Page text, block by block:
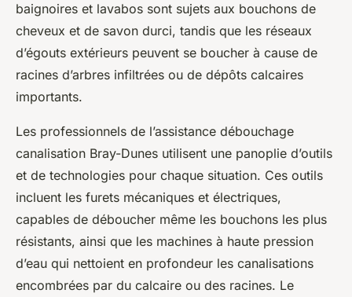
baignoires et lavabos sont sujets aux bouchons de
cheveux et de savon durci, tandis que les réseaux
d’égouts extérieurs peuvent se boucher à cause de
racines d’arbres infiltrées ou de dépôts calcaires
importants.
Les professionnels de l’assistance débouchage
canalisation Bray-Dunes utilisent une panoplie d’outils
et de technologies pour chaque situation. Ces outils
incluent les furets mécaniques et électriques,
capables de déboucher même les bouchons les plus
résistants, ainsi que les machines à haute pression
d’eau qui nettoient en profondeur les canalisations
encombrées par du calcaire ou des racines. Le